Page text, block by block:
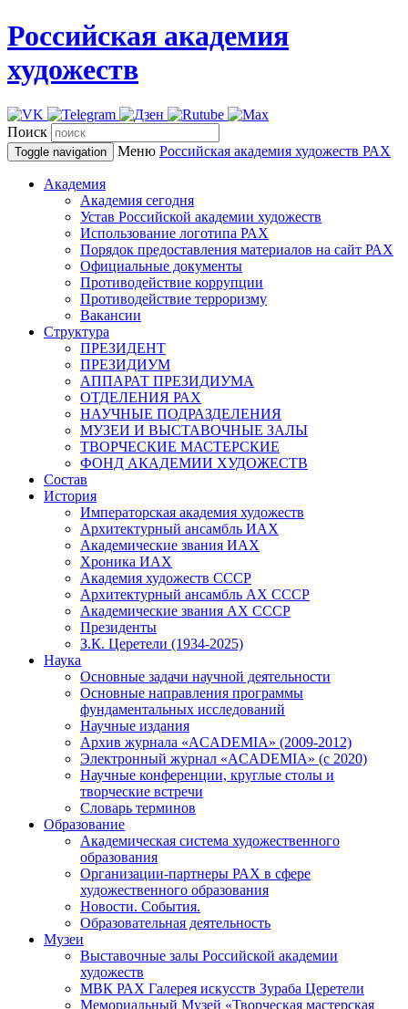
Российская академия
художеств
Поиск
Toggle navigation Меню Российская академия художеств РАХ
Академия
Академия сегодня
Устав Российской академии художеств
Использование логотипа РАХ
Порядок предоставления материалов на сайт РАХ
Официальные документы
Противодействие коррупции
Противодействие терроризму
Вакансии
Структура
ПРЕЗИДЕНТ
ПРЕЗИДИУМ
АППАРАТ ПРЕЗИДИУМА
ОТДЕЛЕНИЯ РАХ
НАУЧНЫЕ ПОДРАЗДЕЛЕНИЯ
МУЗЕИ И ВЫСТАВОЧНЫЕ ЗАЛЫ
ТВОРЧЕСКИЕ МАСТЕРСКИЕ
ФОНД АКАДЕМИИ ХУДОЖЕСТВ
Состав
История
Императорская академия художеств
Архитектурный ансамбль ИАХ
Академические звания ИАХ
Хроника ИАХ
Академия художеств СССР
Архитектурный ансамбль АХ СССР
Академические звания АХ СССР
Президенты
З.К. Церетели (1934-2025)
Наука
Основные задачи научной деятельности
Основные направления программы
фундаментальных исследований
Научные издания
Архив журнала «ACADEMIA» (2009-2012)
Электронный журнал «ACADEMIA» (с 2020)
Научные конференции, круглые столы и
творческие встречи
Словарь терминов
Образование
Академическая система художественного
образования
Организации-партнеры РАХ в сфере
художественного образования
Новости. События.
Образовательная деятельность
Музеи
Выставочные залы Российской академии
художеств
МВК РАХ Галерея искусств Зураба Церетели
Мемориальный Музей «Творческая мастерская